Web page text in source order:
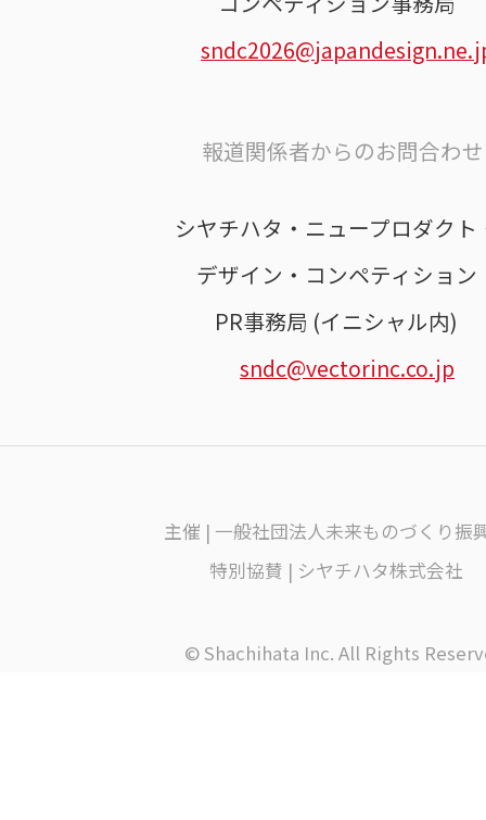
報道関係者からのお問合わ
シヤチハタ・ニュープロダクト
デザイン・コンペティション
PR事務局 (イニシャル内)
sndc@vectorinc.co.jp
主催 | 一般社団法人未来ものづくり振
特別協賛 | シヤチハタ株式会社
© Shachihata Inc. All Rights